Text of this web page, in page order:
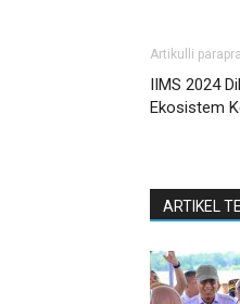
Artikulli
IIMS 2024
Ekosistem
ARTIKEL